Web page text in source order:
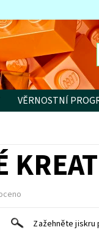
VĚRNOSTNÍ
Zažehněte